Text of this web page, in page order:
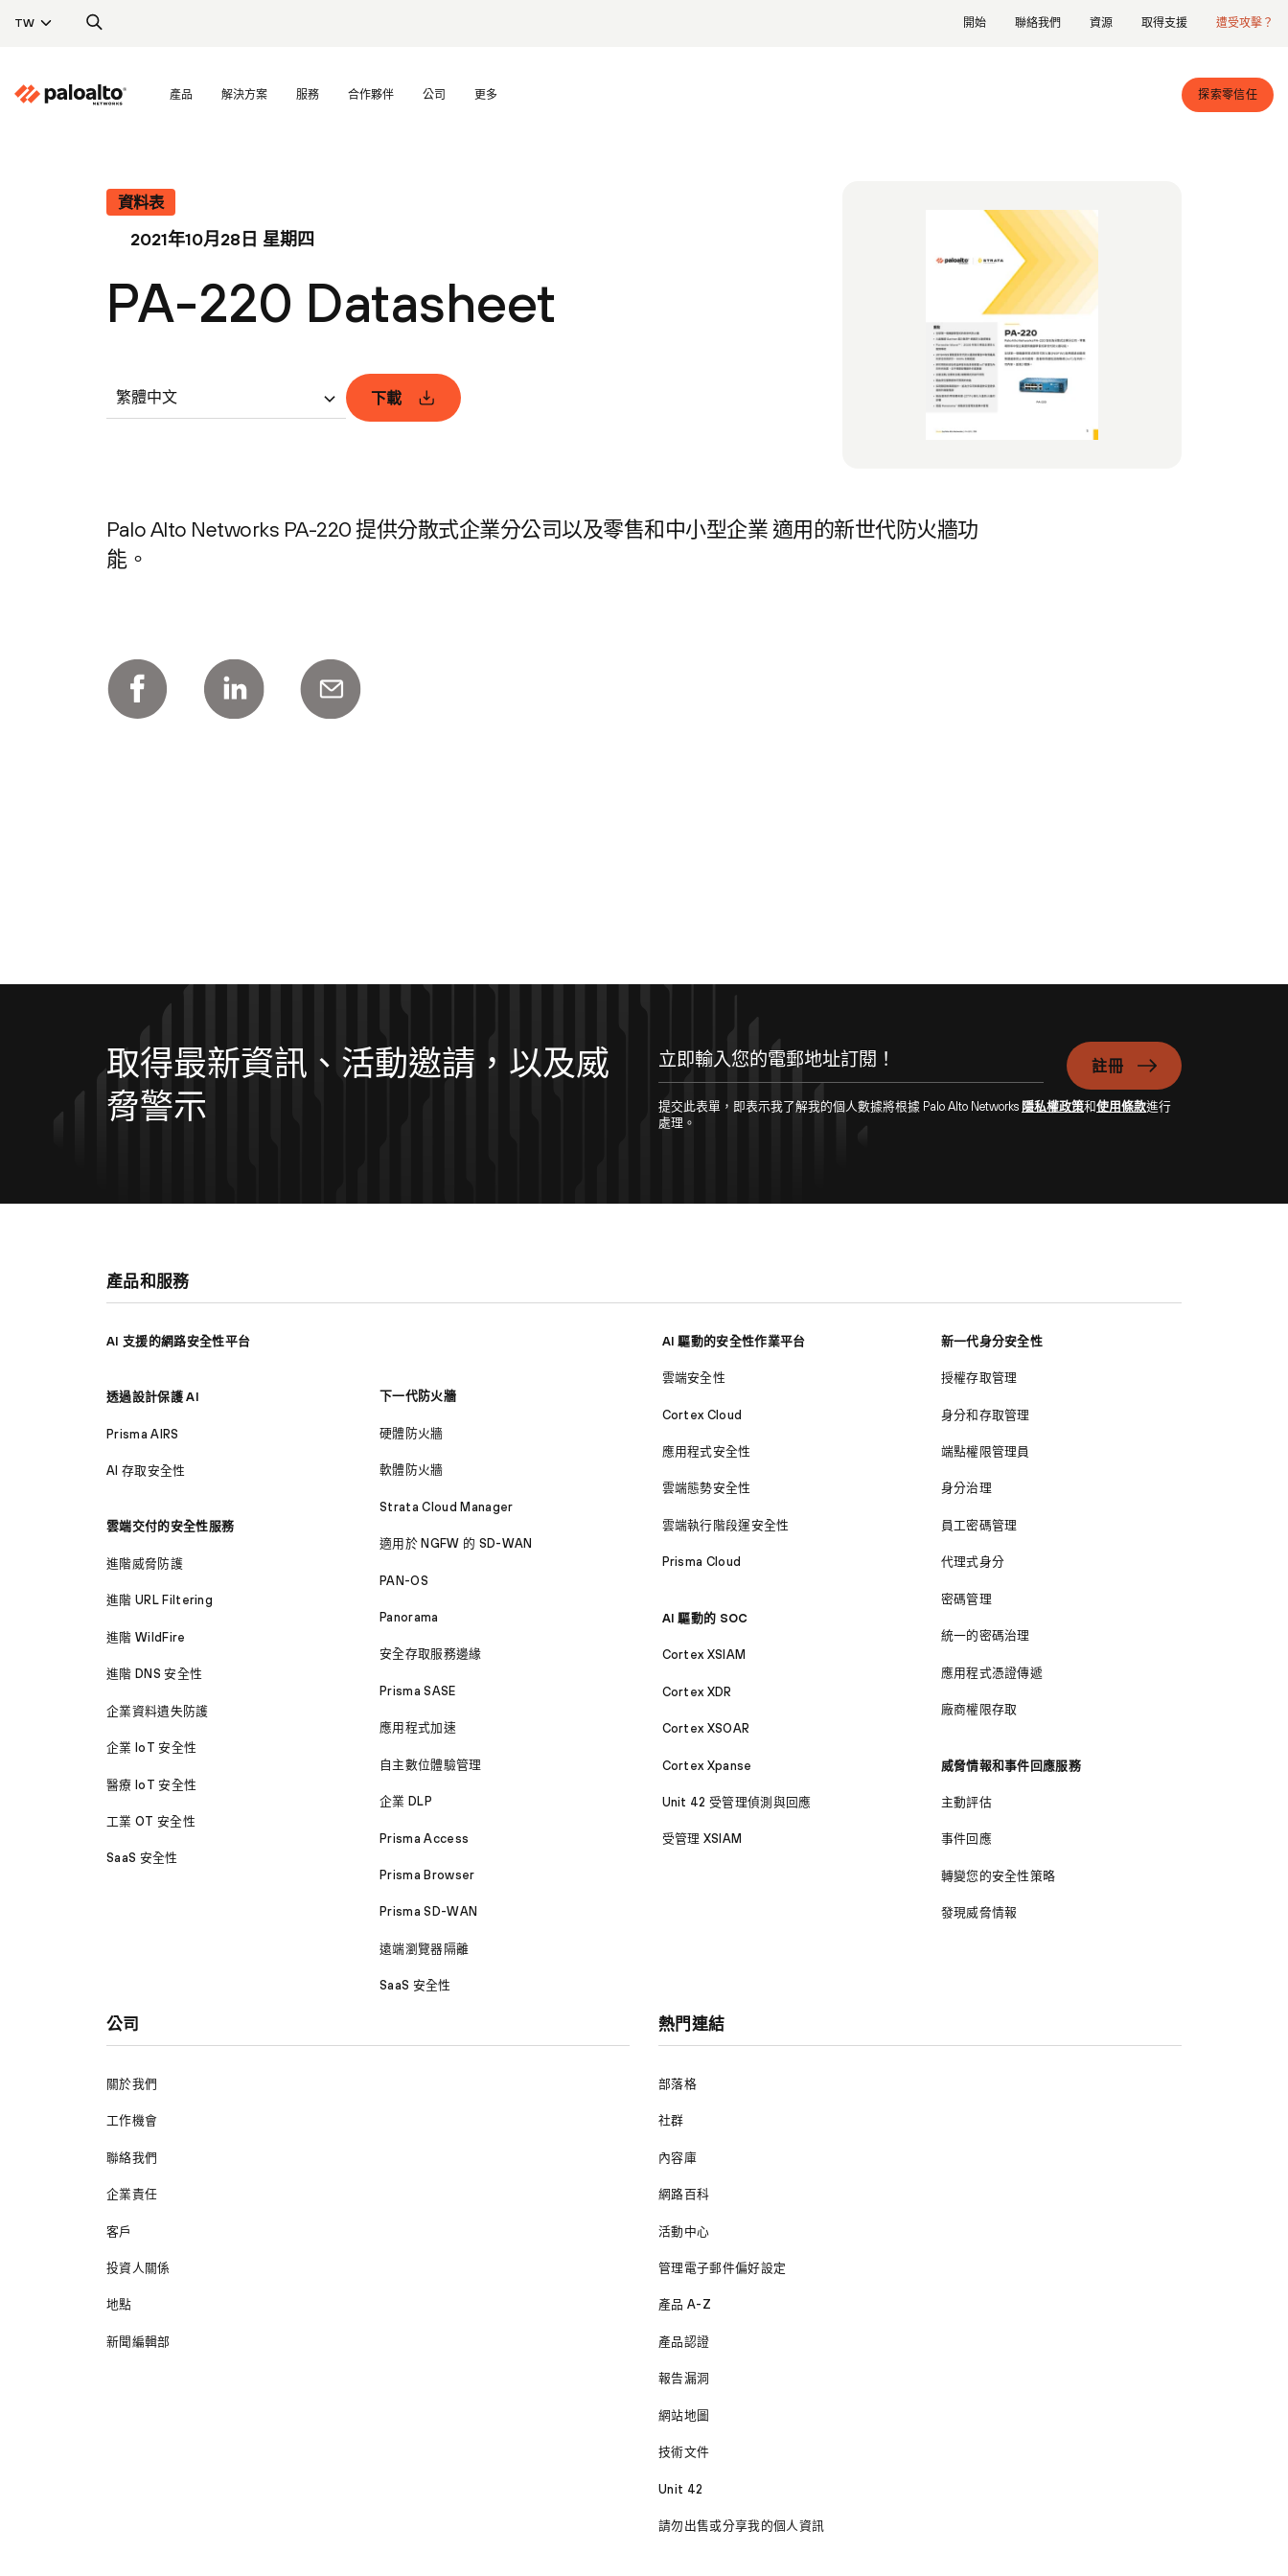
TW 開始 聯絡我們 資源 取得支援 遭受攻擊？
產品 解決方案 服務 合作夥伴 公司 更多 探索零信任
資料表
2021年10月28日 星期四
PA-220 Datasheet
繁體中文 下載
Palo Alto Networks PA-220 提供分散式企業分公司以及零售和中小型企業 適用的新世代防火牆功
能。
取得最新資訊、活動邀請，以及威
脅警示
註冊
提交此表單，即表示我了解我的個人數據將根據 Palo Alto Networks 隱私權政策和使用條款進行
處理。
產品和服務
AI 支援的網路安全性平台
透過設計保護 AI
Prisma AIRS
AI 存取安全性
雲端交付的安全性服務
進階威脅防護
進階 URL Filtering
進階 WildFire
進階 DNS 安全性
企業資料遺失防護
企業 IoT 安全性
醫療 IoT 安全性
工業 OT 安全性
SaaS 安全性
下一代防火牆
硬體防火牆
軟體防火牆
Strata Cloud Manager
適用於 NGFW 的 SD-WAN
PAN-OS
Panorama
安全存取服務邊緣
Prisma SASE
應用程式加速
自主數位體驗管理
企業 DLP
Prisma Access
Prisma Browser
Prisma SD-WAN
遠端瀏覽器隔離
SaaS 安全性
AI 驅動的安全性作業平台
雲端安全性
Cortex Cloud
應用程式安全性
雲端態勢安全性
雲端執行階段運安全性
Prisma Cloud
AI 驅動的 SOC
Cortex XSIAM
Cortex XDR
Cortex XSOAR
Cortex Xpanse
Unit 42 受管理偵測與回應
受管理 XSIAM
新一代身分安全性
授權存取管理
身分和存取管理
端點權限管理員
身分治理
員工密碼管理
代理式身分
密碼管理
統一的密碼治理
應用程式憑證傳遞
廠商權限存取
威脅情報和事件回應服務
主動評估
事件回應
轉變您的安全性策略
發現威脅情報
公司
關於我們
工作機會
聯絡我們
企業責任
客戶
投資人關係
地點
新聞編輯部
熱門連結
部落格
社群
內容庫
網路百科
活動中心
管理電子郵件偏好設定
產品 A-Z
產品認證
報告漏洞
網站地圖
技術文件
Unit 42
請勿出售或分享我的個人資訊